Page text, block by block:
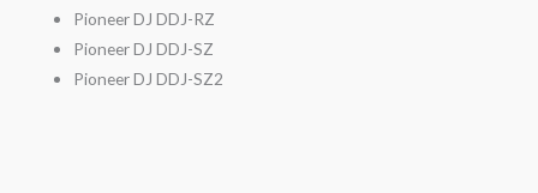
Pioneer DJ DDJ-RZ
Pioneer DJ DDJ-SZ
Pioneer DJ DDJ-SZ2